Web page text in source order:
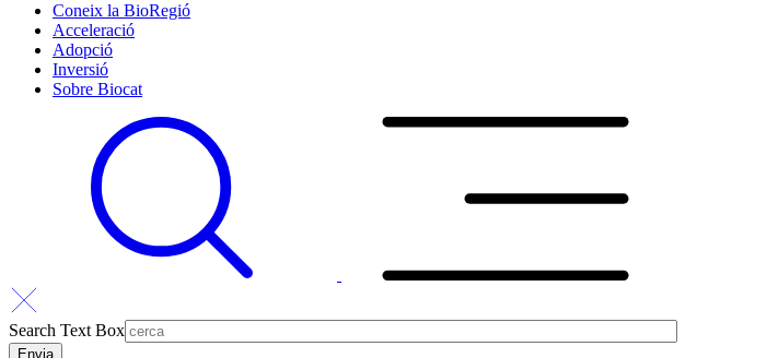
Coneix la BioRegió
Acceleració
Adopció
Inversió
Sobre Biocat
Search Text Box